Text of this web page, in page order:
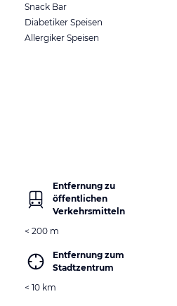
Snack Bar
Diabetiker Speisen
Allergiker Speisen
Entfernung zu
öffentlichen
Verkehrsmitteln
< 200 m
Entfernung zum
Stadtzentrum
< 10 km